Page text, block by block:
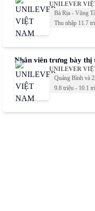
Comfort, Sunsilk, P/S,...)
UNILEVER
Bà Rịa - Vũng
Thu nhập 11.7
Nhân viên trưng bày thị
UNILEVER
Quảng Bình và
9.8 triệu - 10.1